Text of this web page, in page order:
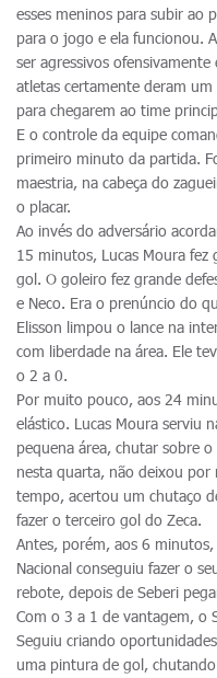
esses meninos para subir ao
para o jogo e ela funcionou.
ser agressivos
atletas certamente deram
para chegarem ao time
E o controle da equipe
primeiro minuto da partida.
maestria, na cabeça do
o placar.
Ao invés do adversário
15 minutos, Lucas Moura fez
gol. O goleiro fez grande
e Neco. Era o prenúncio do
Elisson limpou o lance na
com liberdade na área. Ele
o 2 a 0.
Por muito pouco, aos 24
elástico. Lucas Moura serviu
pequena área, chutar sobre
nesta quarta, não deixou
tempo, acertou um chutaço
fazer o terceiro gol do Zeca.
Antes, porém, aos 6
Nacional conseguiu fazer o
rebote, depois de Seberi
Com o 3 a 1 de vantagem, o
Seguiu criando
uma pintura de gol,